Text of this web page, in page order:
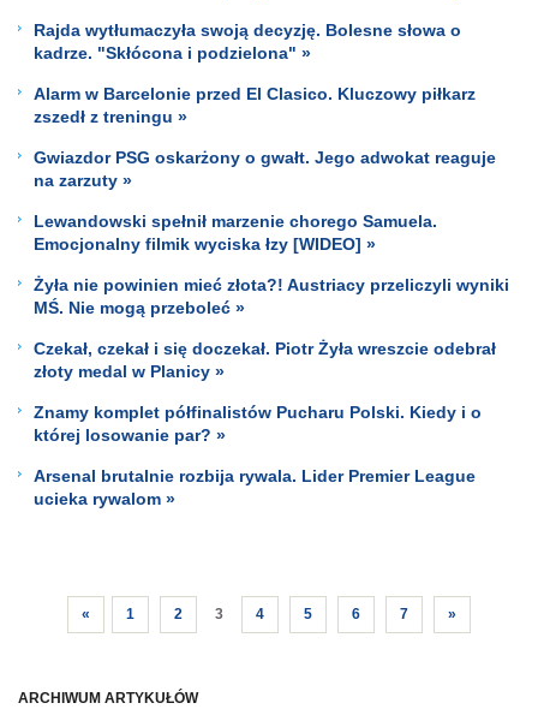
ARCHIWUM ARTYKUŁÓW
Rajda wytłumaczyła swoją decyzję. Bolesne słowa o
kadrze. "Skłócona i podzielona" »
Alarm w Barcelonie przed El Clasico. Kluczowy piłkarz
zszedł z treningu »
Gwiazdor PSG oskarżony o gwałt. Jego adwokat reaguje
na zarzuty »
Lewandowski spełnił marzenie chorego Samuela.
Emocjonalny filmik wyciska łzy [WIDEO] »
Żyła nie powinien mieć złota?! Austriacy przeliczyli wyniki
MŚ. Nie mogą przeboleć »
Czekał, czekał i się doczekał. Piotr Żyła wreszcie odebrał
złoty medal w Planicy »
Znamy komplet półfinalistów Pucharu Polski. Kiedy i o
której losowanie par? »
Arsenal brutalnie rozbija rywala. Lider Premier League
ucieka rywalom »
« 1 2 3 4 5 6 7 »